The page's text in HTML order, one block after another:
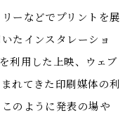
ーなどでプリントを展
たインスタレーショ
利用した上映、ウェブ
れてきた印刷媒体の利
のように発表の場や